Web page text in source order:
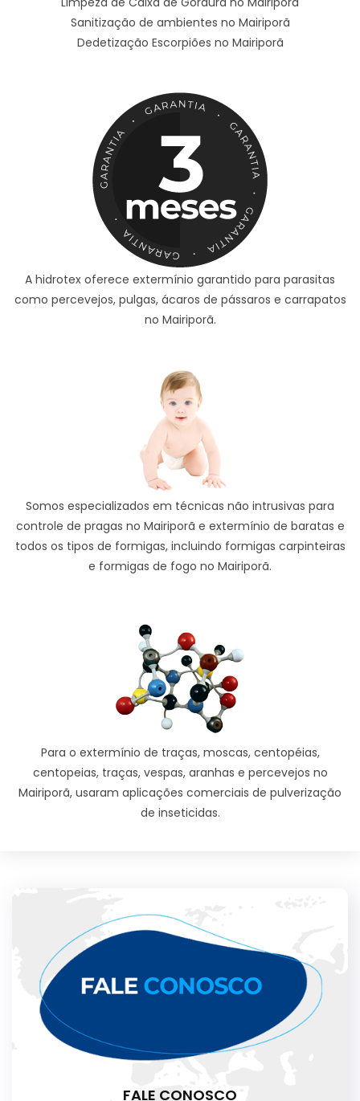
Sanitização de ambientes no Mairiporã
Dedetização Escorpiões no Mairiporã
A hidrotex oferece extermínio garantido para parasitas
como percevejos, pulgas, ácaros de pássaros e carrapatos
no Mairiporã.
Somos especializados em técnicas não intrusivas para
controle de pragas no Mairiporã e extermínio de baratas e
todos os tipos de formigas, incluindo formigas carpinteiras
e formigas de fogo no Mairiporã.
Para o extermínio de traças, moscas, centopéias,
centopeias, traças, vespas, aranhas e percevejos no
Mairiporã, usaram aplicações comerciais de pulverização
de inseticidas.
FALE CONOSCO